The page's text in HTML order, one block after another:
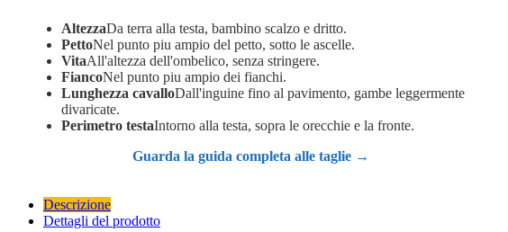
AltezzaDa terra alla testa, bambino scalzo e dritto.
PettoNel punto piu ampio del petto, sotto le ascelle.
VitaAll'altezza dell'ombelico, senza stringere.
FiancoNel punto piu ampio dei fianchi.
Lunghezza cavalloDall'inguine fino al pavimento, gambe leggermente
divaricate.
Perimetro testaIntorno alla testa, sopra le orecchie e la fronte.
Guarda la guida completa alle taglie →
Descrizione
Dettagli del prodotto